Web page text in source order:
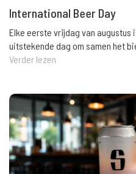
International Beer Day
Elke eerste vrijdag van augustus
uitstekende dag om samen het
Verder lezen